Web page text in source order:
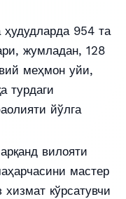
954 та
жумладан, 128
меҳмон уйи,
турдаги
йўлга
вилояти
мастер
кўрсатувчи